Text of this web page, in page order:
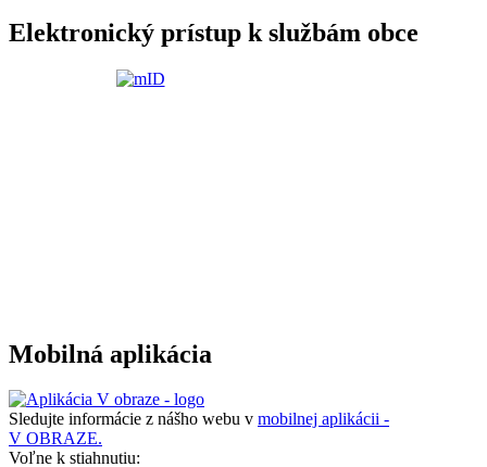
Elektronický prístup k službám obce
Mobilná aplikácia
Sledujte informácie z nášho webu v mobilnej aplikácii -
V OBRAZE.
Voľne k stiahnutiu: